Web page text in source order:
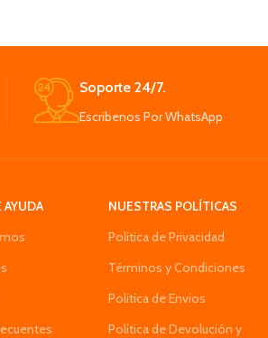
Las piezas desmontables permiten una
limpieza rápida y sencilla después de cada
uso.
sumamente sencillo y seguro.
Soporte 24/7.
Escribenos Por WhatsApp
AYUDA
NUESTRAS POLÍTICAS
Política de Privacidad
Términos y Condiciones
Politica de Envios
Política de Devolución y